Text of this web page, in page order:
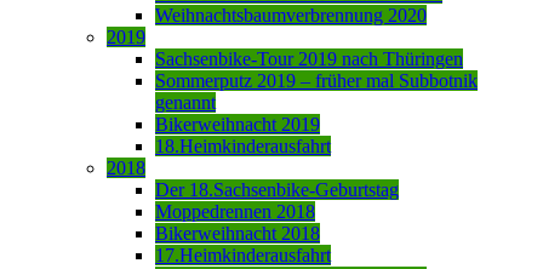
Weihnachtsbaumverbrennung 2020
2019
Sachsenbike-Tour 2019 nach Thüringen
Sommerputz 2019 – früher mal Subbotnik
genannt
Bikerweihnacht 2019
18.Heimkinderausfahrt
2018
Der 18.Sachsenbike-Geburtstag
Moppedrennen 2018
Bikerweihnacht 2018
17.Heimkinderausfahrt